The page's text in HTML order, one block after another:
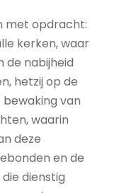
met opdracht:
kerken, waar
de nabijheid
hetzij op de
van
waarin
deze
en de
dienstig